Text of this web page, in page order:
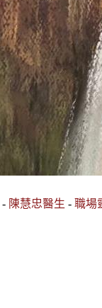
- 陳慧忠醫生 -職場